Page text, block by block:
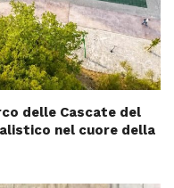
delle Cascate del
nel cuore della